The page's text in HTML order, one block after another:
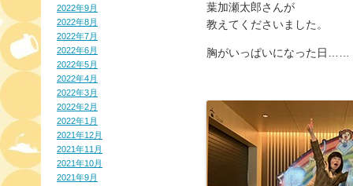
2022年9月
2022年8月
2022年7月
2022年6月
2022年5月
2022年4月
2022年3月
2022年2月
2022年1月
2021年12月
2021年11月
2021年10月
2021年9月
葉加瀬太郎さんが
教えてくださいました。
胸がいっぱいになった日……